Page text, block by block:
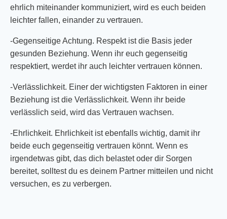
ehrlich miteinander kommuniziert, wird es euch beiden
leichter fallen, einander zu vertrauen.
-Gegenseitige Achtung. Respekt ist die Basis jeder
gesunden Beziehung. Wenn ihr euch gegenseitig
respektiert, werdet ihr auch leichter vertrauen können.
-Verlässlichkeit. Einer der wichtigsten Faktoren in einer
Beziehung ist die Verlässlichkeit. Wenn ihr beide
verlässlich seid, wird das Vertrauen wachsen.
-Ehrlichkeit. Ehrlichkeit ist ebenfalls wichtig, damit ihr
beide euch gegenseitig vertrauen könnt. Wenn es
irgendetwas gibt, das dich belastet oder dir Sorgen
bereitet, solltest du es deinem Partner mitteilen und nicht
versuchen, es zu verbergen.